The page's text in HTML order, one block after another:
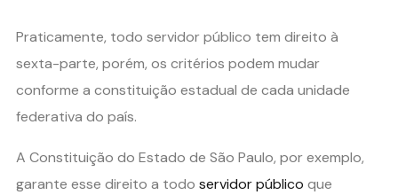
Praticamente, todo servidor público tem direito à
sexta-parte, porém, os critérios podem mudar
conforme a constituição estadual de cada unidade
federativa do país.
A Constituição do Estado de São Paulo, por exemplo,
garante esse direito a todo servidor público que